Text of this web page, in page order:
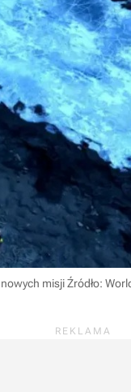
misjiŹródło: